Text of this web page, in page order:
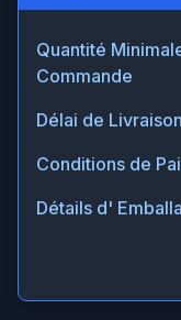
Quantité
Commande
Délai de Livraison
Conditions de
Détails d'